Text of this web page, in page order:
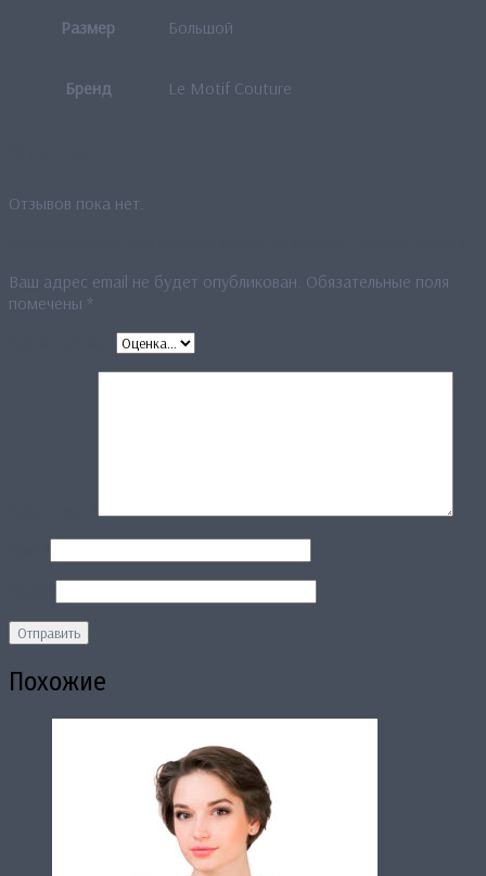
Размер Большой
Бренд Le Motif Couture
Отзывов пока нет.
Ваш адрес email не будет опубликован. Обязательные поля
помечены *
Похожие